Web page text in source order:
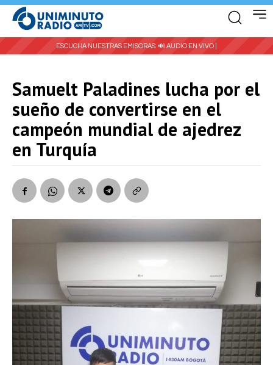
ESCUCHA NUESTRAS EMISORAS: 🔊 AUDIO EN VIVO |
Samuelt Paladines lucha por el
sueño de convertirse en el
campeón mundial de ajedrez
en Turquía